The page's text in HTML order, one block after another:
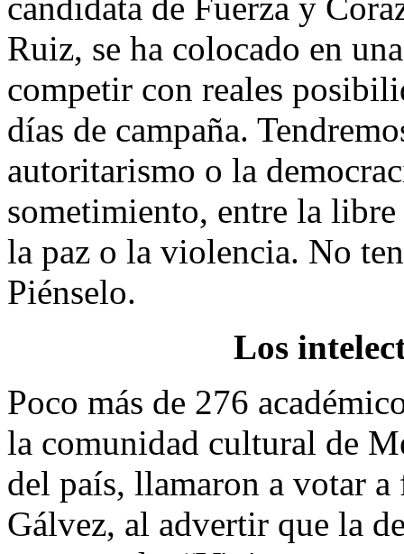
Ruiz, se ha colocado en
competir con reales
días de campaña.
autoritarismo o la
sometimiento, entre la
la paz o la violencia. No
Piénselo.
Los
Poco más de 276
la comunidad cultural de
del país, llamaron a votar
Gálvez, al advertir que la